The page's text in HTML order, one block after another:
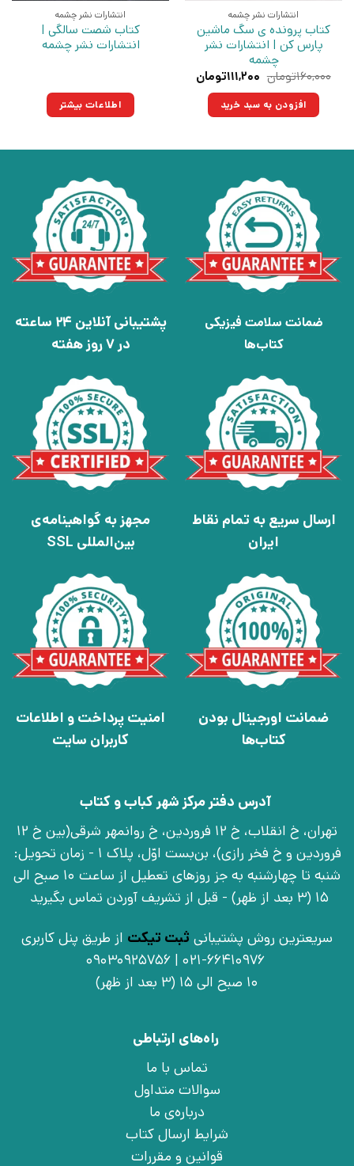
انتشارات نشر چشمه
کتاب پرونده ی سگ ماشین
پارس کن | انتشارات نشر
چشمه
۱۶۰,۰۰۰تومان قیمت
۱۶۰,۰۰۰تومان
بود.
۱۱۱,۲۰۰تومانقیمت
فعلی:
افزودن به سبد خرید
انتشارات نشر چشمه
کتاب شصت سالگی |
انتشارات نشر چشمه
اطلاعات بیشتر
ضمانت سلامت فیزیکی
کتاب‌ها
پشتیبانی آنلاین 24 ساعته
در 7 روز هفته
ارسال سریع به تمام نقاط
ایران
مجهز به گواهینامه‌ی
بین‌المللی SSL
ضمانت اورجینال بودن
کتاب‌ها
امنیت پرداخت و اطلاعات
کاربران سایت
آدرس دفتر مرکز شهر کباب و کتاب
تهران، خ انقلاب، خ 12 فروردین، خ روانمهر شرقی(بین خ 12
فروردین و خ فخر رازی)، بن‌بست اوّل، پلاک 1 - زمان تحویل:
شنبه تا چهارشنبه به جز روزهای تعطیل از ساعت 10 صبح الی
15 (3 بعد از ظهر) - قبل از تشریف آوردن تماس بگیرید
سریعترین روش پشتیبانی ثبت تیکت از طریق پنل کاربری
021-66410976 | 09030925756
10 صبح الی 15 (3 بعد از ظهر)
راه‌های ارتباطی
تماس با ما
سوالات متداول
درباره‌ی ما
شرایط ارسال کتاب
قوانین و مقررات